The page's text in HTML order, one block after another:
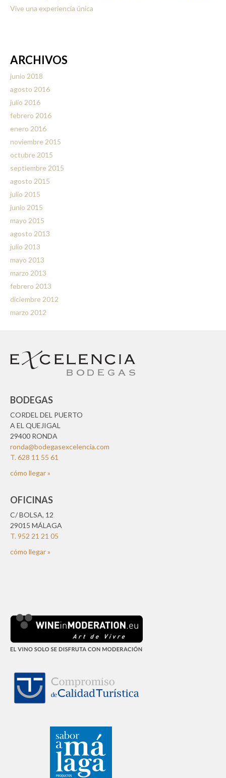
Vive una experiencia única
ARCHIVOS
junio 2018
agosto 2016
julio 2016
febrero 2016
enero 2016
noviembre 2015
octubre 2015
septiembre 2015
agosto 2015
julio 2015
junio 2015
mayo 2015
agosto 2013
julio 2013
mayo 2013
marzo 2013
febrero 2013
diciembre 2012
marzo 2012
BODEGAS
CORDEL DEL PUERTO
A EL QUEJIGAL
29400 RONDA
ronda@bodegasexcelencia.com
T. 628 11 55 61
cómo llegar »
OFICINAS
C/ BOLSA, 12
29015 MÁLAGA
T. 952 21 21 05
cómo llegar »